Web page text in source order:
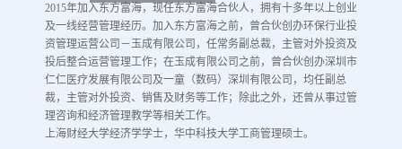
2015年加入东方富海，现任东方富海合伙人，拥有十多年以上创业
及一线经营管理经历。加入东方富海之前，曾合伙创办环保行业投
资管理运营公司－玉成有限公司，任常务副总裁，主管对外投资及
投后整合运营管理工作；在玉成有限公司之前，曾合伙创办深圳市
仁仁医疗发展有限公司及一童（数码）深圳有限公司，均任副总
裁，主管对外投资、销售及财务等工作；除此之外，还曾从事过管
理咨询和经济管理教学等相关工作。
上海财经大学经济学学士，华中科技大学工商管理硕士。